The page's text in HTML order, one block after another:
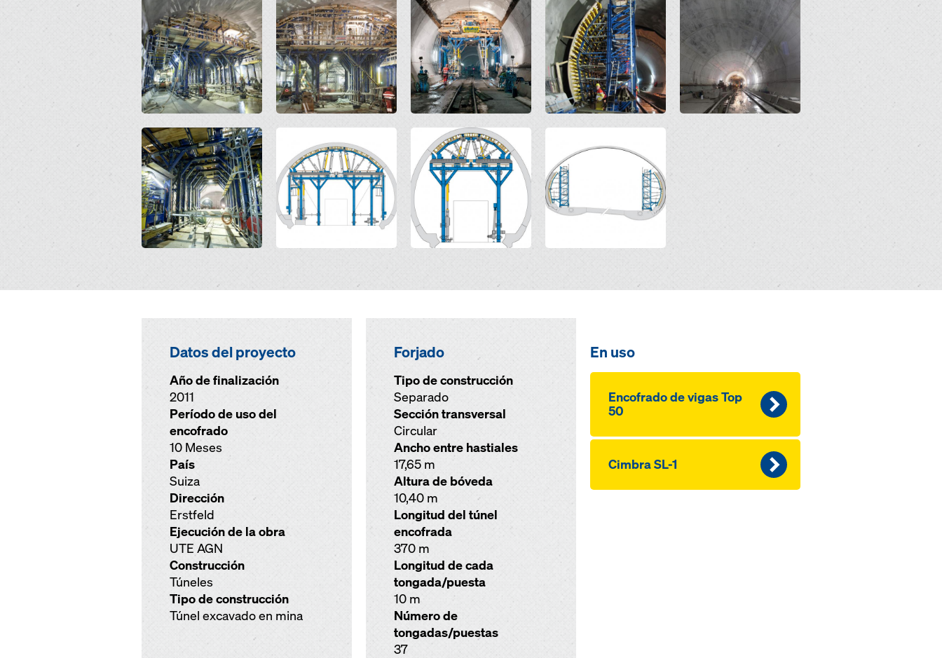
Open
Datos del proyecto
Año de finalización
2011
Período de uso del
encofrado
10 Meses
País
Suiza
Dirección
Erstfeld
Ejecución de la obra
UTE AGN
Construcción
Túneles
Tipo de construcción
Túnel excavado en mina
Forjado
Tipo de construcción
Separado
Sección transversal
Circular
Ancho entre hastiales
17,65 m
Altura de bóveda
10,40 m
Longitud del túnel
encofrada
370 m
Longitud de cada
tongada/puesta
10 m
Número de
tongadas/puestas
37
En uso
Encofra­do de vi­gas Top
50
Cimbra SL-1